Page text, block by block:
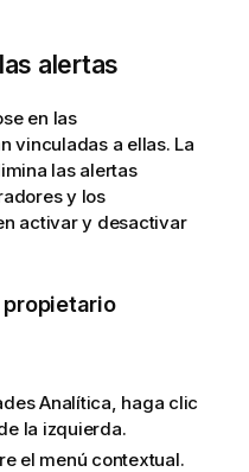
alertas
en las
vinculadas a ellas. La
las alertas
y los
activar y desactivar
Analítica, haga clic
la izquierda.
el menú contextual.